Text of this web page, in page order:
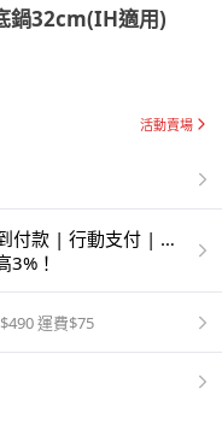
鍋32cm(IH適用)
活動賣場
付款 | 行動支付 | 超
3%！
運費$75